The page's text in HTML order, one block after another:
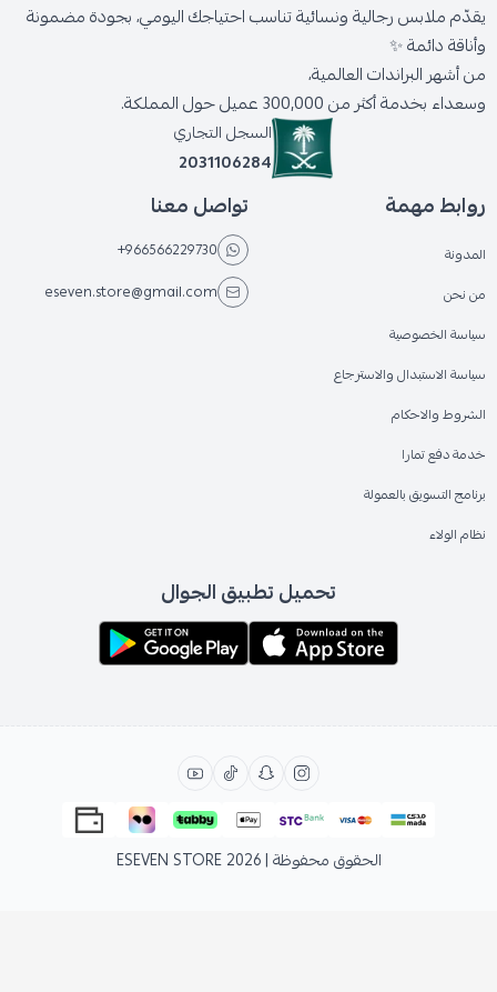
يقدّم ملابس رجالية ونسائية تناسب احتياجك اليومي، بجودة مضمونة
وأناقة دائمة ✨
من أشهر البراندات العالمية،
وسعداء بخدمة أكثر من 300,000 عميل حول المملكة.
السجل التجاري
2031106284
روابط مهمة
المدونة
من نحن
سياسة الخصوصية
سياسة الاستبدال والاسترجاع
الشروط والاحكام
خدمة دفع تمارا
برنامج التسويق بالعمولة
نظام الولاء
تواصل معنا
+966566229730
eseven.store@gmail.com
تحميل تطبيق الجوال
الحقوق محفوظة | 2026 ESEVEN STORE